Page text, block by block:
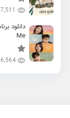
7,511 بازدید
Me
6,564 بازدید